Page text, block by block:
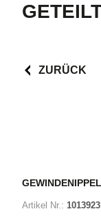
ZURÜCK
Artikel Nr.: 1013923